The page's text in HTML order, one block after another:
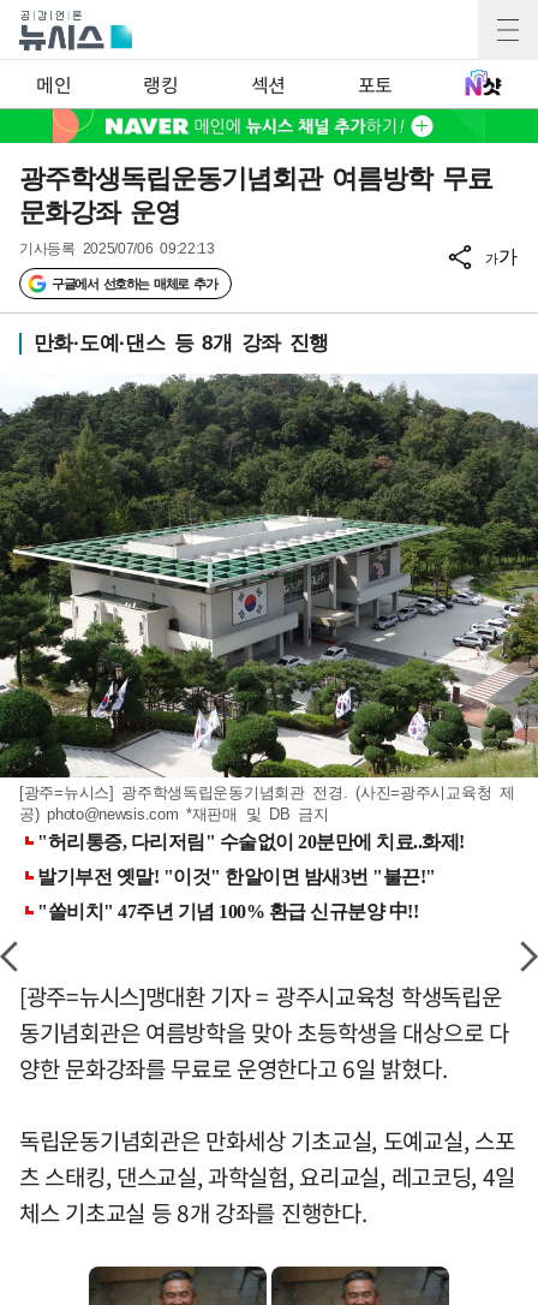
메인 랭킹 섹션 포토
광주학생독립운동기념회관 여름방학 무료
문화강좌 운영
기사등록 2025/07/06 09:22:13
구글에서 선호하는 매체로 추가
가가
만화·도예·댄스 등 8개 강좌 진행
[광주=뉴시스] 광주학생독립운동기념회관 전경. (사진=광주시교육청 제
공)photo@newsis.com *재판매 및 DB 금지
[광주=뉴시스]맹대환 기자 = 광주시교육청 학생독립운
동기념회관은 여름방학을 맞아 초등학생을 대상으로 다
양한 문화강좌를 무료로 운영한다고 6일 밝혔다.
독립운동기념회관은 만화세상 기초교실, 도예교실, 스포
츠 스태킹, 댄스교실, 과학실험, 요리교실, 레고코딩, 4일
체스 기초교실 등 8개 강좌를 진행한다.